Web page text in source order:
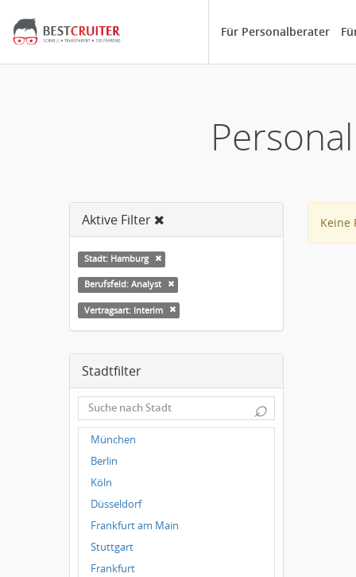
Für Personalberater
Aktive Filter
Stadt: Hamburg
Berufsfeld: Analyst
Vertragsart: Interim
Stadtfilter
⌕
München
Berlin
Köln
Düsseldorf
Frankfurt am Main
Stuttgart
Frankfurt
Keine